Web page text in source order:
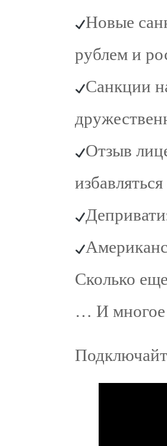
Новые
рублем и
Санкции
Отзыв
Сколько
… И многое